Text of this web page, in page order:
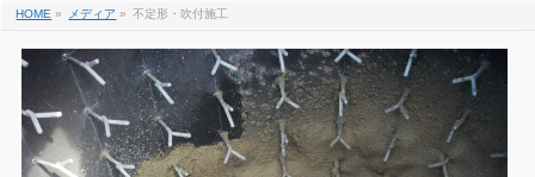
HOME » メディア » 不定形・吹付施工